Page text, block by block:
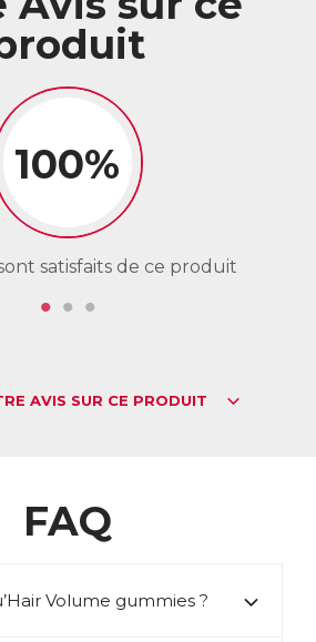
100%
satisfaits de ce produit
AVIS SUR CE PRODUIT
FAQ
Volume gummies ?